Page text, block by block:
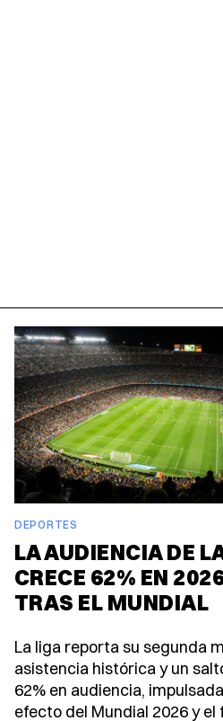
DEPORTES
LA AUDIENCIA DE
CRECE 62% EN
TRAS EL MUNDIAL
La liga reporta su segunda
asistencia histórica y un
62% en audiencia,
efecto del Mundial 2026 y el